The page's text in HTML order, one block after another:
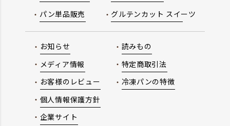
パン単品販売
グルテンカット スイーツ
お知らせ
メディア情報
お客様のレビュー
個人情報保護方針
読みもの
特定商取引法
冷凍パンの特徴
企業サイト